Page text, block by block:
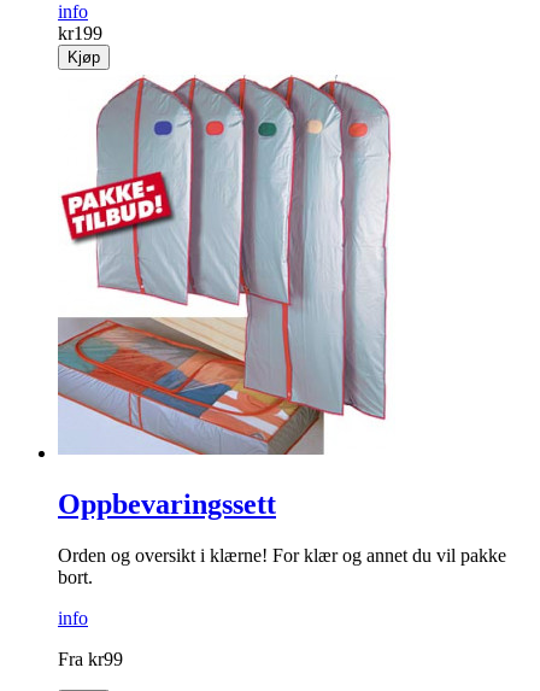
info
kr199
Kjøp
Oppbevaringssett
Orden og oversikt i klærne! For klær og annet du vil pakke
bort.
info
Fra kr99